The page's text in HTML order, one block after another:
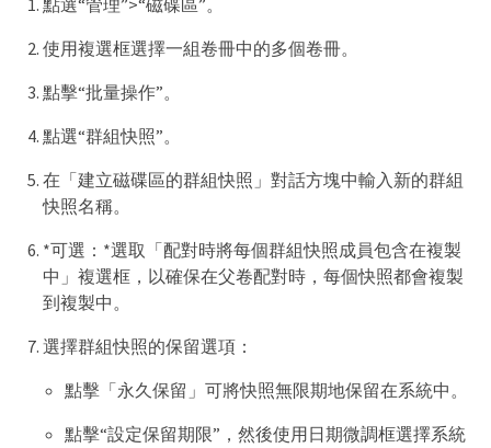
點選“管理”>“磁碟區”。
使用複選框選擇一組卷冊中的多個卷冊。
點擊“批量操作”。
點選“群組快照”。
在「建立磁碟區的群組快照」對話方塊中輸入新的群組
快照名稱。
*可選：*選取「配對時將每個群組快照成員包含在複製
中」複選框，以確保在父卷配對時，每個快照都會複製
到複製中。
選擇群組快照的保留選項：
點擊「永久保留」可將快照無限期地保留在系統中。
點擊“設定保留期限”，然後使用日期微調框選擇系統